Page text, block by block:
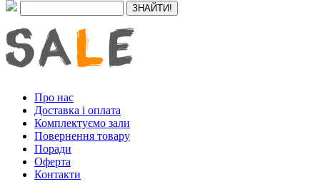
Про нас
Доставка і оплата
Комплектуємо зали
Повернення товару
Поради
Оферта
Контакти